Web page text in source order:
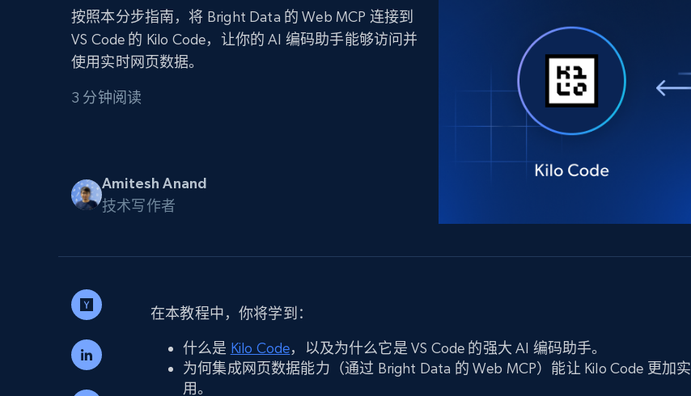
搜索引擎结果页 API
按需获取多引擎搜索结果
Google Bing Duckduckgo Yandex
来自 600+ 个域名的预收集数据
社交媒体 房地产
实时网页数据，采集即交付
动态代理
数据包
为各行各业生成可直接用于LLM的数据集
站式工具包，全面解锁网页
搜索引擎 API
免费套餐
起价
$1/ 每1 次请求
$250/100K 记录条
起价
$0.2/1k HTML
免费套餐
$0.9/IP
代理网络检查
网站地图
网络研讨会
按照本分步指南，将 Bright Data 的 Web MCP 连接到
VS Code 的 Kilo Code，让你的 AI 编码助手能够访问并
使用实时网页数据。
3 分钟阅读
Amitesh Anand
技术写作者
在本教程中，你将学到：
什么是 Kilo Code，以及为什么它是 VS Code 的强大 AI 编码助手。
为何集成网页数据能力（通过 Bright Data 的 Web MCP）能让 Kilo Code 更加实
用。